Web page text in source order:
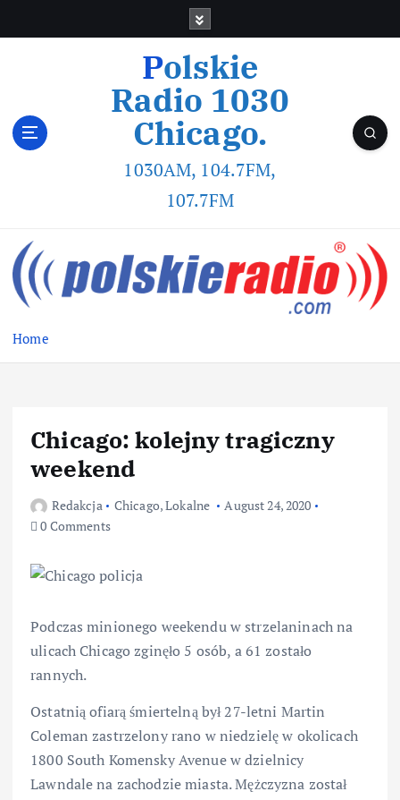
Polskie
Radio 1030
Chicago.
1030AM, 104.7FM,
107.7FM
Home
Chicago: kolejny tragiczny
weekend
Redakcja Chicago,Lokalne
August 24, 2020
0 Comments
Podczas minionego weekendu w strzelaninach na
ulicach Chicago zginęło 5 osób, a 61 zostało
rannych.
Ostatnią ofiarą śmiertelną był 27-letni Martin
Coleman zastrzelony rano w niedzielę w okolicach
1800 South Komensky Avenue w dzielnicy
Lawndale na zachodzie miasta. Mężczyzna został